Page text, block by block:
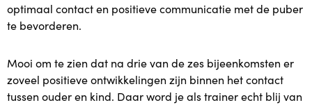
Ons aanbod
Dreumestijd
optimaal contact en positieve communicatie met de puber
te bevorderen.
Mooi om te zien dat na drie van de zes bijeenkomsten er
zoveel positieve ontwikkelingen zijn binnen het contact
tussen ouder en kind. Daar word je als trainer echt blij van